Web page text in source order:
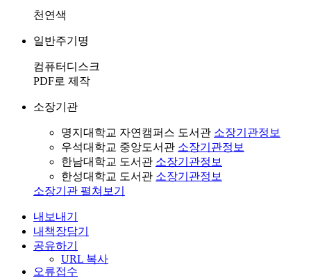
천연색
일반주기명
컴퓨터디스크
PDF로 제작
소장기관
명지대학교 자연캠퍼스 도서관 소장기관정보
우석대학교 중앙도서관 소장기관정보
한남대학교 도서관 소장기관정보
한성대학교 도서관 소장기관정보
소장기관 펼쳐보기
내보내기
내책장담기
공유하기
URL 복사
오류접수